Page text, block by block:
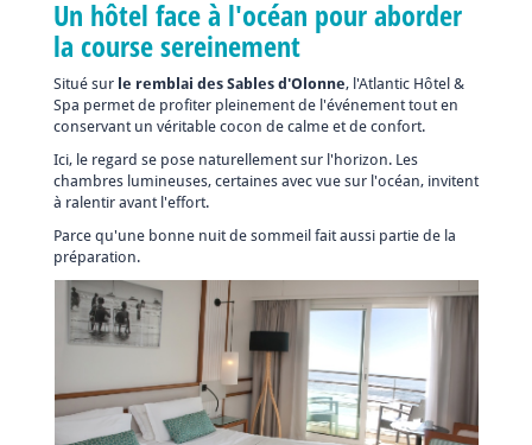
Un hôtel face à l'océan pour aborder
la course sereinement
Situé sur le remblai des Sables d'Olonne, l'Atlantic Hôtel &
Spa permet de profiter pleinement de l'événement tout en
conservant un véritable cocon de calme et de confort.
Ici, le regard se pose naturellement sur l'horizon. Les
chambres lumineuses, certaines avec vue sur l'océan, invitent
à ralentir avant l'effort.
Parce qu'une bonne nuit de sommeil fait aussi partie de la
préparation.